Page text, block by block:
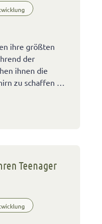
ihre größten
der
ihnen die
zu schaffen …
Teenager